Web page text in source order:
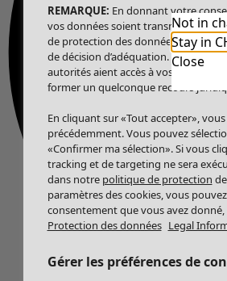
Not in
Stay in
Close
REMARQUE: En donnant votre
vos données soient transmises aux
de protection des données
de décision d’adéquation. Par
autorités aient accès à vos données
former un quelconque recours
En cliquant sur «Tout accepter»,
précédemment. Vous pouvez
«Confirmer ma sélection». Si vous
tracking et de targeting ne sera
dans notre politique de protection
paramètres des cookies, vous
consentement que vous avez donné,
Protection des données Legal
Gérer les préférences de